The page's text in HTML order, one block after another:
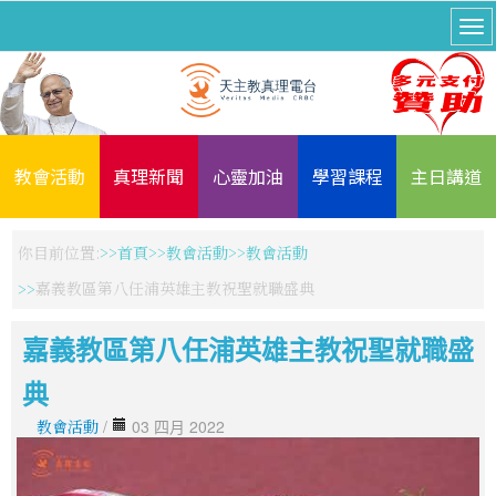
教會活動 真理新聞 心靈加油 學習課程 主日講道
你目前位置: 首頁 教會活動
教會活動
嘉義教區第八任浦英雄主教祝聖就職盛典
嘉義教區第八任浦英雄主教祝聖就職盛
典
教會活動 / 03 四月 2022